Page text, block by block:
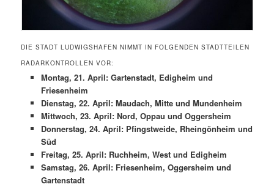
DIE STADT LUDWIGSHAFEN NIMMT IN FOLGENDEN STADTTEILEN
RADARKONTROLLEN VOR:
Montag, 21. April: Gartenstadt, Edigheim und
Friesenheim
Dienstag, 22. April: Maudach, Mitte und Mundenheim
Mittwoch, 23. April: Nord, Oppau und Oggersheim
Donnerstag, 24. April: Pfingstweide, Rheingönheim und
Süd
Freitag, 25. April: Ruchheim, West und Edigheim
Samstag, 26. April: Friesenheim, Oggersheim und
Gartenstadt